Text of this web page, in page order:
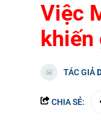
Việc
TÁC GIẢ
CHIA SẺ: